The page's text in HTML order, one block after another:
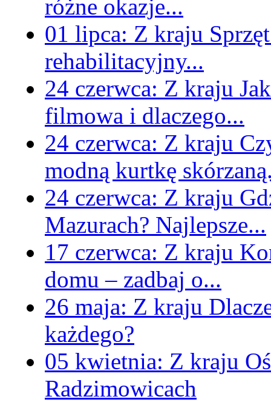
różne okazje...
01 lipca: Z kraju
rehabilitacyjny...
24 czerwca: Z kraju
filmowa i dlaczego...
24 czerwca: Z kraju
modną kurtkę
24 czerwca: Z kraju
Mazurach? Najlepsze...
17 czerwca: Z kraju
domu – zadbaj o...
26 maja: Z kraju
każdego?
05 kwietnia: Z kraju
Radzimowicach